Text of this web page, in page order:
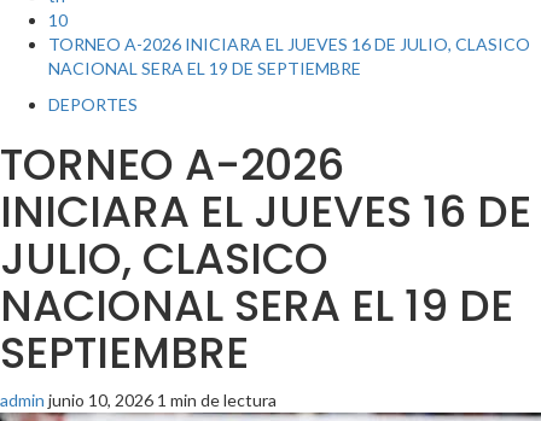
10
TORNEO A-2026 INICIARA EL JUEVES 16 DE JULIO, CLASICO
NACIONAL SERA EL 19 DE SEPTIEMBRE
DEPORTES
TORNEO A-2026
INICIARA EL JUEVES 16 DE
JULIO, CLASICO
NACIONAL SERA EL 19 DE
SEPTIEMBRE
admin junio 10, 2026 1 min de lectura